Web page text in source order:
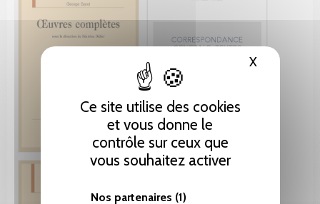
Ce site utilise des cookies
et vous donne le
contrôle sur ceux que
vous souhaitez activer
Nos partenaires (1)
XMasquer